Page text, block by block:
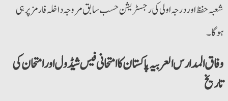
شعبہ حفظ اور درجہ اولی کی رجسٹریشن حسب سابق مروجہ داخلہ فارمزپر ہی
ہوگا ۔
وفا ق المدارس العربیہ پاکستان کا امتحانی فیس شیڈول اور امتحان کی
تاریخ